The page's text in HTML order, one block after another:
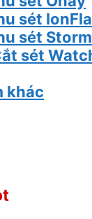
sét
sét
sét
khác